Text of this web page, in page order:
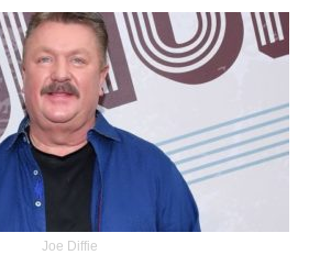
Joe Diffie